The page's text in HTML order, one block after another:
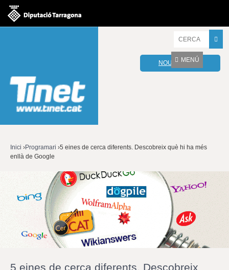
r
o
v
t
r
e
s
p
a
r
a
u
e
NOU WEBMAIL
MENÚ
Esteu
Inici ›Programari ›5 eines de cerca diferents. Descobreix què hi ha més
enllà de Google
5 eines de cerca diferents. Descobreix